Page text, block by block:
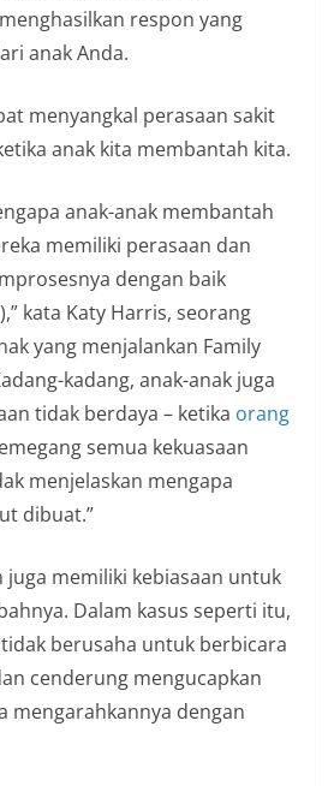
respon yang
anak Anda.
menyangkal perasaan sakit
anak kita membantah kita.
anak-anak membantah
memiliki perasaan dan
dengan baik
kata Katy Harris, seorang
yang menjalankan Family
kadang, anak-anak juga
tidak berdaya – ketika orang
semua kekuasaan
menjelaskan mengapa
dibuat.”
juga memiliki kebiasaan untuk
Dalam kasus seperti itu,
berusaha untuk berbicara
cenderung mengucapkan
mengarahkannya dengan